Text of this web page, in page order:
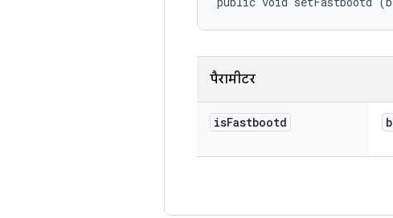
पैरामीटर
isFastbootd